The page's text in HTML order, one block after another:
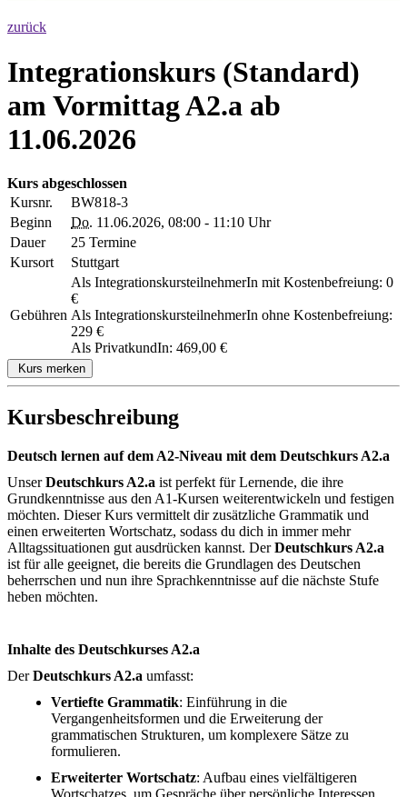
zurück
Integrationskurs (Standard)
am Vormittag A2.a ab
11.06.2026
Kurs abgeschlossen
Kursnr.
BW818-3
Beginn
Do. 11.06.2026, 08:00 - 11:10 Uhr
Dauer
25 Termine
Kursort
Stuttgart
Gebühren
Als IntegrationskursteilnehmerIn mit Kostenbefreiung: 0
€
Als IntegrationskursteilnehmerIn ohne Kostenbefreiung:
229 €
Als PrivatkundIn: 469,00 €
Kurs merken
Kursbeschreibung
Deutsch lernen auf dem A2-Niveau mit dem Deutschkurs A2.a
UnserDeutschkurs A2.a ist perfekt für Lernende, die ihre
Grundkenntnisse aus den A1-Kursen weiterentwickeln und festigen
möchten. Dieser Kurs vermittelt dir zusätzliche Grammatik und
einen erweiterten Wortschatz, sodass du dich in immer mehr
Alltagssituationen gut ausdrücken kannst. DerDeutschkurs A2.a
ist für alle geeignet, die bereits die Grundlagen des Deutschen
beherrschen und nun ihre Sprachkenntnisse auf die nächste Stufe
heben möchten.
Inhalte des Deutschkurses A2.a
DerDeutschkurs A2.a umfasst:
Vertiefte Grammatik: Einführung in die
Vergangenheitsformen und die Erweiterung der
grammatischen Strukturen, um komplexere Sätze zu
formulieren.
Erweiterter Wortschatz: Aufbau eines vielfältigeren
Wortschatzes, um Gespräche über persönliche Interessen,